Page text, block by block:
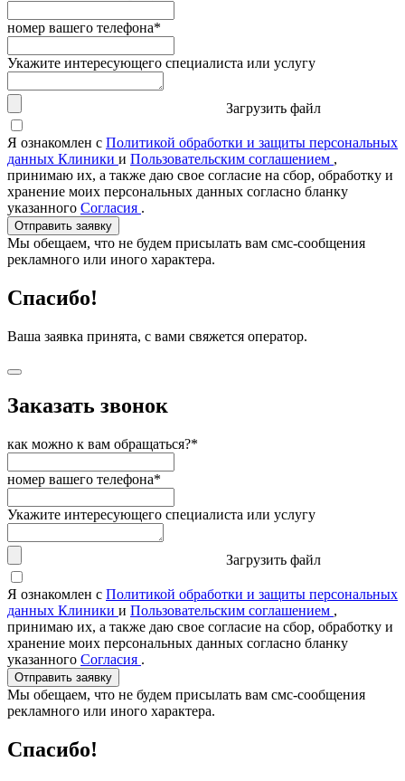
номер вашего телефона*
Укажите интересующего специалиста или услугу
Загрузить файл
Я ознакомлен с Политикой обработки и защиты персональных
данных Клиники и Пользовательским соглашением ,
принимаю их, а также даю свое согласие на сбор, обработку и
хранение моих персональных данных согласно бланку
указанного Согласия .
Отправить заявку
Мы обещаем, что не будем присылать вам смс-сообщения
рекламного или иного характера.
Спасибо!
Ваша заявка принята, с вами свяжется оператор.
Заказать звонок
как можно к вам обращаться?*
номер вашего телефона*
Укажите интересующего специалиста или услугу
Загрузить файл
Я ознакомлен с Политикой обработки и защиты персональных
данных Клиники и Пользовательским соглашением ,
принимаю их, а также даю свое согласие на сбор, обработку и
хранение моих персональных данных согласно бланку
указанного Согласия .
Отправить заявку
Мы обещаем, что не будем присылать вам смс-сообщения
рекламного или иного характера.
Спасибо!